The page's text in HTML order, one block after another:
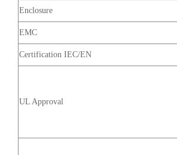
Enclosure
EMC
Certification IEC/EN
UL Approval